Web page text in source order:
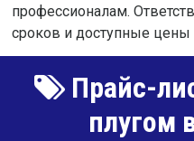
профессионалам.
сроков и доступные цены
Прайс-
плугом